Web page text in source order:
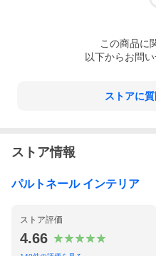
この商品に
以下からお問い
ストアに
ストア情報
パルトネール インテリア
ストア評価
4.66